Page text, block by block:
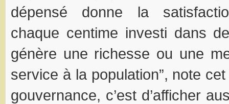
dépensé donne la
chaque centime investi dans
génère une richesse ou une
service à la population”, note
gouvernance, c’est d’afficher